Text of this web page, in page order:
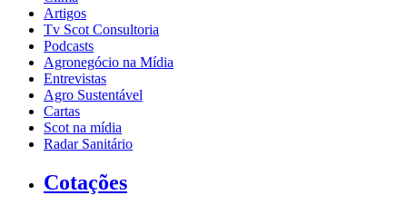
Artigos
Tv Scot Consultoria
Podcasts
Agronegócio na Mídia
Entrevistas
Agro Sustentável
Cartas
Scot na mídia
Radar Sanitário
Cotações